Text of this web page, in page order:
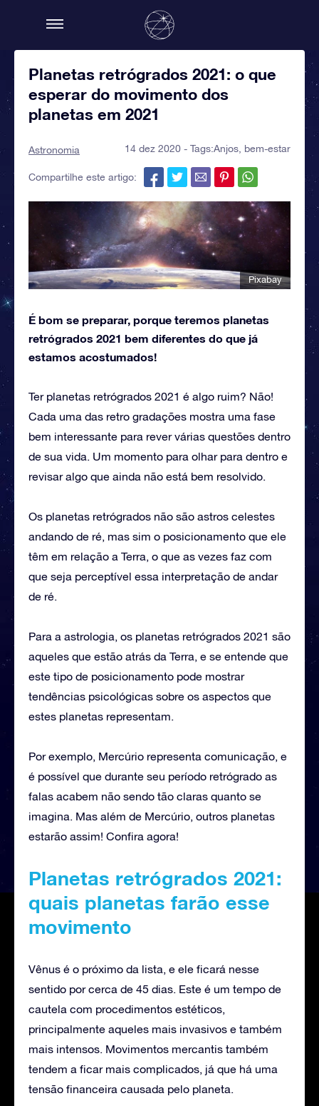
Planetas retrógrados 2021: o que
esperar do movimento dos
planetas em 2021
Astronomia 14 dez 2020 - Tags:Anjos bem-estar
Compartilhe este artigo:
Pixabay
É bom se preparar, porque teremos planetas
retrógrados 2021 bem diferentes do que já
estamos acostumados!
Ter planetas retrógrados 2021 é algo ruim? Não!
Cada uma das retro gradações mostra uma fase
bem interessante para rever várias questões dentro
de sua vida. Um momento para olhar para dentro e
revisar algo que ainda não está bem resolvido.
Os planetas retrógrados não são astros celestes
andando de ré, mas sim o posicionamento que ele
têm em relação a Terra, o que as vezes faz com
que seja perceptível essa interpretação de andar
de ré.
Para a astrologia, os planetas retrógrados 2021 são
aqueles que estão atrás da Terra, e se entende que
este tipo de posicionamento pode mostrar
tendências psicológicas sobre os aspectos que
estes planetas representam.
Por exemplo, Mercúrio representa comunicação, e
é possível que durante seu período retrógrado as
falas acabem não sendo tão claras quanto se
imagina. Mas além de Mercúrio, outros planetas
estarão assim! Confira agora!
Planetas retrógrados 2021:
quais planetas farão esse
movimento
Vênus é o próximo da lista, e ele ficará nesse
sentido por cerca de 45 dias. Este é um tempo de
cautela com procedimentos estéticos,
principalmente aqueles mais invasivos e também
mais intensos. Movimentos mercantis também
tendem a ficar mais complicados, já que há uma
tensão financeira causada pelo planeta.